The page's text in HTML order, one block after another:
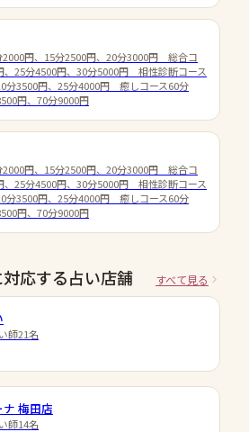
2000円、15分2500円、20分3000円 総合コ
、25分4500円、30分5000円 相性診断コース
分3500円、25分4000円 癒しコース60分
円、70分9000円
2000円、15分2500円、20分3000円 総合コ
、25分4500円、30分5000円 相性診断コース
分3500円、25分4000円 癒しコース60分
円、70分9000円
応する占い店舗 すべて見る
師21名
梅田店
師14名